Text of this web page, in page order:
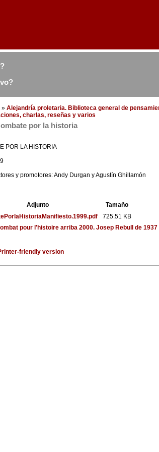
» Alejandría proletaria. Biblioteca general de
charlas, reseñas y varios
por la historia
POR LA HISTORIA
y promotores: Andy Durgan y Agustín Ghillamón
Adjunto
Tamaño
725.51 KB
pour l'histoire arriba 2000. Josep Rebull de
friendly version